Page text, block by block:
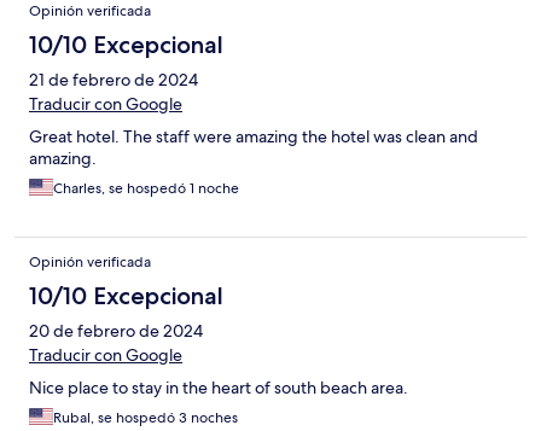
Opinión verificada
10/10 Excepcional
21 de febrero de 2024
Traducir con Google
Great hotel. The staff were amazing the hotel was clean and
amazing.
Charles, se hospedó 1 noche
Opinión verificada
10/10 Excepcional
20 de febrero de 2024
Traducir con Google
Nice place to stay in the heart of south beach area.
Rubal, se hospedó 3 noches